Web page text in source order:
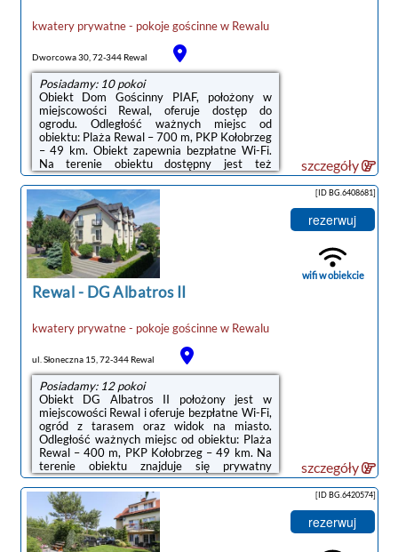
kwatery prywatne - pokoje gościnnew Rewalu
Dworcowa 30, 72-344 Rewal
Posiadamy: 10 pokoi
Obiekt Dom Gościnny PIAF, położony w
miejscowości Rewal, oferuje dostęp do
ogrodu. Odległość ważnych miejsc od
obiektu: Plaża Rewal – 700 m, PKP Kołobrzeg
– 49 km. Obiekt zapewnia bezpłatne Wi-Fi.
Na terenie obiektu dostępny jest też
prywatny parking.Odległość ważnych miejsc
od obiektu: Molo w Kołobrzegu – 49 km,
Latarnia morska w Kołobrzegu – 50 km.Doba
hotelowa od godziny 14:00 do 11:00.Prosimy
o wcześniejsze poinformowanie obiektu o
planowanej godzinie przyjazdu. Aby to zrobić,
możesz wpisać treść prośby w miejscu na
życzenia specjalne lub skontaktować się ...
szczegóły
Rewal- DG Albatros II
kwatery prywatne - pokoje gościnnew Rewalu
ul. Słoneczna 15, 72-344 Rewal
Posiadamy: 12 pokoi
Obiekt DG Albatros II położony jest w
miejscowości Rewal i oferuje bezpłatne Wi-Fi,
ogród z tarasem oraz widok na miasto.
Odległość ważnych miejsc od obiektu: Plaża
Rewal – 400 m, PKP Kołobrzeg – 49 km. Na
terenie obiektu znajduje się prywatny
parking.Wyposażenie obejmuje także
lodówkę, mikrofalówkę i czajnik.Serwowane
jest śniadanie w formie bufetu lub
kontynentalne.Odległość ważnych miejsc od
obiektu: Molo w Kołobrzegu – 49 km,
Latarnia morska w Kołobrzegu – 50 km.Doba
[ID BG.6408681]
rezerwuj
wifi w obiekcie
szczegóły
[ID BG.6420574]
rezerwuj